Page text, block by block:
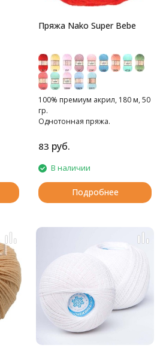
Пряжа Nako Super Bebe
100% премиум акрил, 180 м, 50
гр.
Однотонная пряжа.
вязания детских изделий.
83 руб.
В наличии
Подробнее